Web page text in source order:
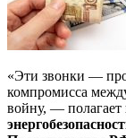
«Эти звонки —
компромисса
войну, — полагает